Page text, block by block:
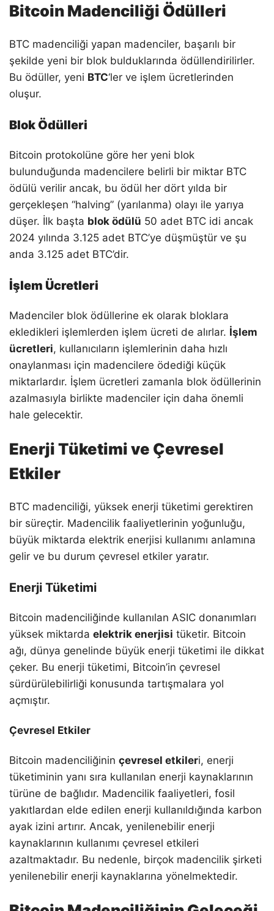
Bitcoin Madenciliği Ödülleri
BTC madenciliği yapan madenciler, başarılı bir
şekilde yeni bir blok bulduklarında ödüllendirilirler.
Bu ödüller, yeni BTC‘ler ve işlem ücretlerinden
oluşur.
Blok Ödülleri
Bitcoin protokolüne göre her yeni blok
bulunduğunda madencilere belirli bir miktar BTC
ödülü verilir ancak, bu ödül her dört yılda bir
gerçekleşen “halving” (yarılanma) olayı ile yarıya
düşer. İlk başta blok ödülü 50 adet BTC idi ancak
2024 yılında 3.125 adet BTC’ye düşmüştür ve şu
anda 3.125 adet BTC’dir.
İşlem Ücretleri
Madenciler blok ödüllerine ek olarak bloklara
ekledikleri işlemlerden işlem ücreti de alırlar. İşlem
ücretleri, kullanıcıların işlemlerinin daha hızlı
onaylanması için madencilere ödediği küçük
miktarlardır. İşlem ücretleri zamanla blok ödüllerinin
azalmasıyla birlikte madenciler için daha önemli
hale gelecektir.
Enerji Tüketimi ve Çevresel
Etkiler
BTC madenciliği, yüksek enerji tüketimi gerektiren
bir süreçtir. Madencilik faaliyetlerinin yoğunluğu,
büyük miktarda elektrik enerjisi kullanımı anlamına
gelir ve bu durum çevresel etkiler yaratır.
Enerji Tüketimi
Bitcoin madenciliğinde kullanılan ASIC donanımları
yüksek miktarda elektrik enerjisi tüketir. Bitcoin
ağı, dünya genelinde büyük enerji tüketimi ile dikkat
çeker. Bu enerji tüketimi, Bitcoin’in çevresel
sürdürülebilirliği konusunda tartışmalara yol
açmıştır.
Çevresel Etkiler
Bitcoin madenciliğinin çevresel etkileri, enerji
tüketiminin yanı sıra kullanılan enerji kaynaklarının
türüne de bağlıdır. Madencilik faaliyetleri, fosil
yakıtlardan elde edilen enerji kullanıldığında karbon
ayak izini artırır. Ancak, yenilenebilir enerji
kaynaklarının kullanımı çevresel etkileri
azaltmaktadır. Bu nedenle, birçok madencilik şirketi
yenilenebilir enerji kaynaklarına yönelmektedir.